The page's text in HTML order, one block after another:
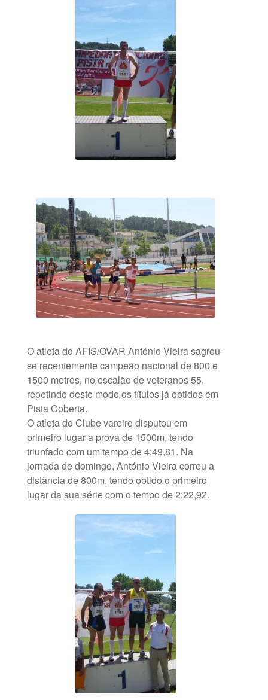
O atleta do AFIS/OVAR António Vieira sagrou-
se recentemente campeão nacional de 800 e
1500 metros, no escalão de veteranos 55,
repetindo deste modo os títulos já obtidos em
Pista Coberta.
O atleta do Clube vareiro disputou em
primeiro lugar a prova de 1500m, tendo
triunfado com um tempo de 4:49,81. Na
jornada de domingo, António Vieira correu a
distância de 800m, tendo obtido o primeiro
lugar da sua série com o tempo de 2:22,92.